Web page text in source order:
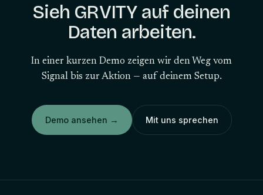
Sieh GRVITY auf deinen
Daten arbeiten.
In einer kurzen Demo zeigen wir den Weg vom
Signal bis zur Aktion — auf deinem Setup.
Demo ansehen → Mit uns sprechen